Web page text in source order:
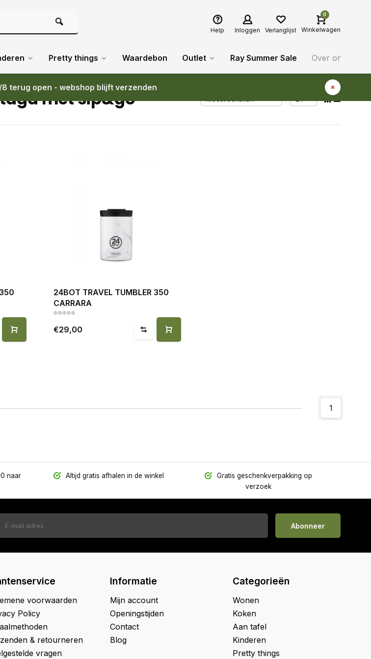
Help Inloggen Verlanglijst
0
Winkelwagen
Pretty things Waardebon Outlet Ray Summer Sale Over ons
terug open - webshop blijft verzenden
met sip&go
24BOT TRAVEL TUMBLER 350
CARRARA
€29,00
1
naar
Altijd gratis afhalen in de winkel
Gratis geschenkverpakking op
verzoek
Abonneer
voorwaarden
Policy
& retourneren
vragen
Informatie
Mijn account
Openingstijden
Contact
Blog
Categorieën
Wonen
Koken
Aan tafel
Kinderen
Pretty things